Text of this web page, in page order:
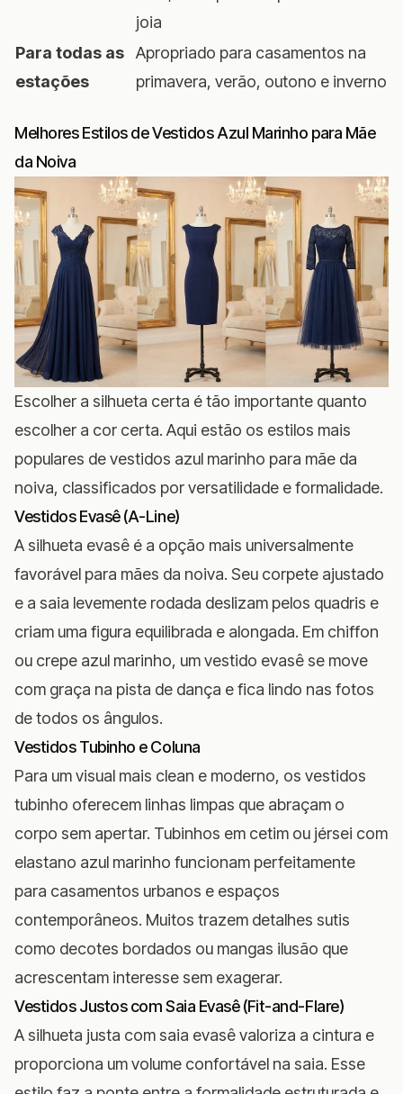
joia
Para todas as
estações
Apropriado para casamentos na
primavera, verão, outono e inverno
Melhores Estilos de Vestidos Azul Marinho para Mãe
da Noiva
Escolher a silhueta certa é tão importante quanto
escolher a cor certa. Aqui estão os estilos mais
populares de vestidos azul marinho para mãe da
noiva, classificados por versatilidade e formalidade.
Vestidos Evasê (A-Line)
A silhueta evasê é a opção mais universalmente
favorável para mães da noiva. Seu corpete ajustado
e a saia levemente rodada deslizam pelos quadris e
criam uma figura equilibrada e alongada. Em chiffon
ou crepe azul marinho, um vestido evasê se move
com graça na pista de dança e fica lindo nas fotos
de todos os ângulos.
Vestidos Tubinho e Coluna
Para um visual mais clean e moderno, os vestidos
tubinho oferecem linhas limpas que abraçam o
corpo sem apertar. Tubinhos em cetim ou jérsei com
elastano azul marinho funcionam perfeitamente
para casamentos urbanos e espaços
contemporâneos. Muitos trazem detalhes sutis
como decotes bordados ou mangas ilusão que
acrescentam interesse sem exagerar.
Vestidos Justos com Saia Evasê (Fit-and-Flare)
A silhueta justa com saia evasê valoriza a cintura e
proporciona um volume confortável na saia. Esse